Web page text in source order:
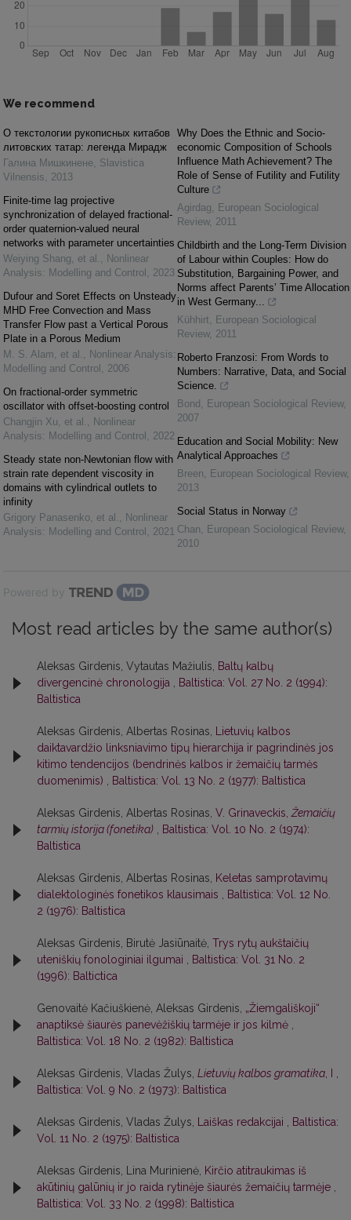
We recommend
O текстологии рукописных китабов
литовских татар: легенда Мирадж
Галина Мишкинене, Slavistica
Vilnensis, 2013
Finite-time lag projective
synchronization of delayed fractional-
order quaternion-valued neural
networks with parameter uncertainties
Weiying Shang, et al. , Nonlinear
Analysis: Modelling and Control , 2023
Dufour and Soret Effects on Unsteady
MHD Free Convection and Mass
Transfer Flow past a Vertical Porous
Plate in a Porous Medium
M. S. Alam, et al. , Nonlinear Analysis:
Modelling and Control , 2006
On fractional-order symmetric
oscillator with offset-boosting control
Changjin Xu, et al. , Nonlinear
Analysis: Modelling and Control , 2022
Steady state non-Newtonian flow with
strain rate dependent viscosity in
domains with cylindrical outlets to
infinity
Grigory Panasenko, et al. , Nonlinear
Analysis: Modelling and Control , 2021
Why Does the Ethnic and Socio-
economic Composition of Schools
Influence Math Achievement? The
Role of Sense of Futility and Futility
Culture
Agirdag, European Sociological
Review, 2011
Childbirth and the Long-Term Division
of Labour within Couples: How do
Substitution, Bargaining Power, and
Norms affect Parents’ Time Allocation
in West Germany...
Kühhirt, European Sociological
Review, 2011
Roberto Franzosi: From Words to
Numbers: Narrative, Data, and Social
Science.
Bond , European Sociological Review,
2007
Education and Social Mobility: New
Analytical Approaches
Breen, European Sociological Review,
2013
Social Status in Norway
Chan, European Sociological Review,
2010
Powered by
Most read articles by the same author(s)
Aleksas Girdenis, Vytautas Mažiulis,
Baltų kalbų
divergencinė chronologija
Baltistica: Vol. 27 No. 2 (1994):
Baltistica
Aleksas Girdenis, Albertas Rosinas,
Lietuvių kalbos
daiktavardžio linksniavimo tipų hierarchija ir pagrindinės jos
kitimo tendencijos (bendrinės kalbos ir žemaičių tarmės
duomenimis)
Baltistica: Vol. 13 No. 2 (1977): Baltistica
Aleksas Girdenis, Albertas Rosinas, V. Grinaveckis, Žemaičių
tarmių istorija (fonetika)
Baltistica: Vol. 10 No. 2 (1974):
Baltistica
Aleksas Girdenis, Albertas Rosinas,
Keletas samprotavimų
dialektologinės fonetikos klausimais
Baltistica: Vol. 12 No.
2 (1976): Baltistica
Aleksas Girdenis, Birutė Jasiūnaitė, Trys rytų aukštaičių
uteniškių fonologiniai ilgumai
Baltistica: Vol. 31 No. 2
(1996): Baltictica
Genovaitė Kačiuškienė, Aleksas Girdenis, „Žiemgališkoji“
anaptiksė šiaurės panevėžiškių tarmėje ir jos kilmė
Baltistica: Vol. 18 No. 2 (1982): Baltistica
Aleksas Girdenis, Vladas Žulys, Lietuvių kalbos gramatika
Baltistica: Vol. 9 No. 2 (1973): Baltistica
Aleksas Girdenis, Vladas Žulys, Laiškas redakcijai
Baltistica:
Vol. 11 No. 2 (1975): Baltistica
Aleksas Girdenis, Lina Murinienė, Kirčio atitraukimas iš
akūtinių galūnių ir jo raida rytinėje šiaurės žemaičių tarmėje
Baltistica: Vol. 33 No. 2 (1998): Baltistica